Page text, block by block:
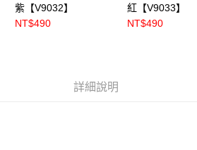
紫【V9032】
NT$490
紅【V9033】
NT$490
詳細說明